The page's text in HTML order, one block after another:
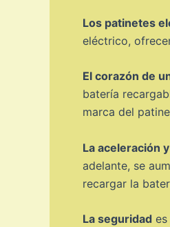
Los patinetes
eléctrico,
El corazón de
batería
marca del
La aceleración
adelante, se
recargar la
La seguridad